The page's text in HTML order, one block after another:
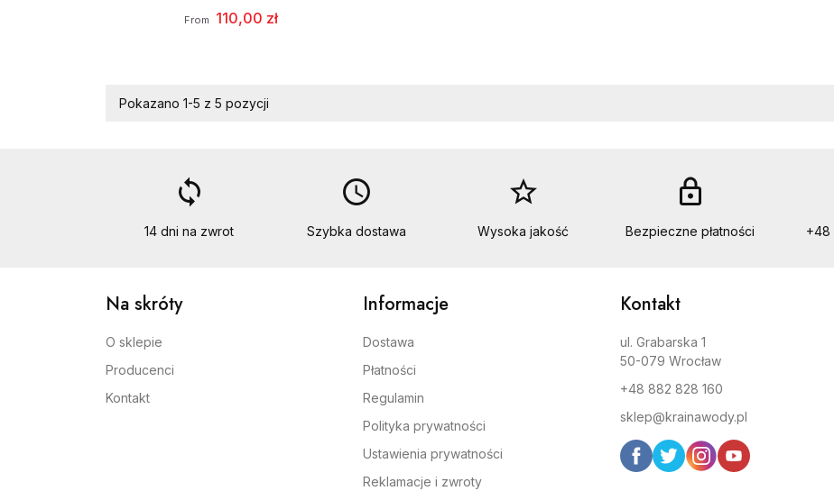
From 110,00 zł
Pokazano 1-5 z 5 pozycji
loop
14 dni na zwrot
access_time
Szybka dostawa
star_border
Wysoka jakość
lock
Bezpieczne płatności +48
Na skróty
O sklepie
Producenci
Kontakt
Informacje
Dostawa
Płatności
Regulamin
Polityka prywatności
Ustawienia prywatności
Reklamacje i zwroty
Kontakt
ul. Grabarska 1
50-079 Wrocław
+48 882 828 160
sklep@krainawody.pl